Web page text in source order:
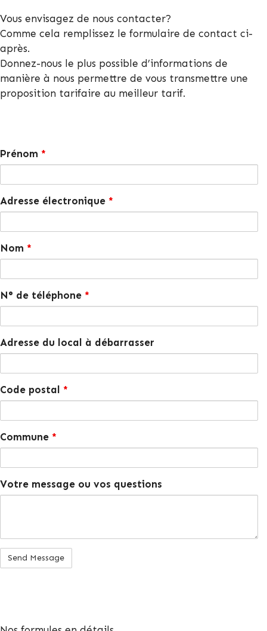
Vous envisagez de nous contacter?
Comme cela remplissez le formulaire de contact ci-
après.
Donnez-nous le plus possible d’informations de
manière à nous permettre de vous transmettre une
proposition tarifaire au meilleur tarif.
Prénom *
Adresse électronique *
Nom *
N° de téléphone *
Adresse du local à débarrasser
Code postal *
Commune *
Votre message ou vos questions